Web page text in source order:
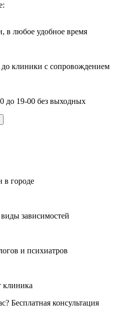
в любое удобное время
клиники с сопровождением
до 19-00 без выходных
в городе
зависимостей
и психиатров
клиника
Бесплатная консультация